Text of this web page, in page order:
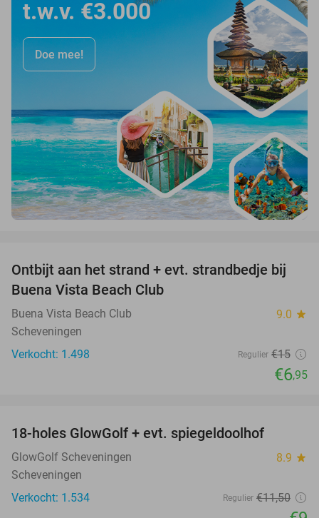
t.w.v. €3.000
Doe mee!
54%
Ontbijt aan het strand + evt. strandbedje bij
Buena Vista Beach Club
Buena Vista Beach Club 9.0 star
Scheveningen
Verkocht: 1.498
Regulier €15
€6,95
18-holes GlowGolf + evt. spiegeldoolhof
GlowGolf Scheveningen 8.9 star
Scheveningen
Verkocht: 1.534
Regulier €11,50